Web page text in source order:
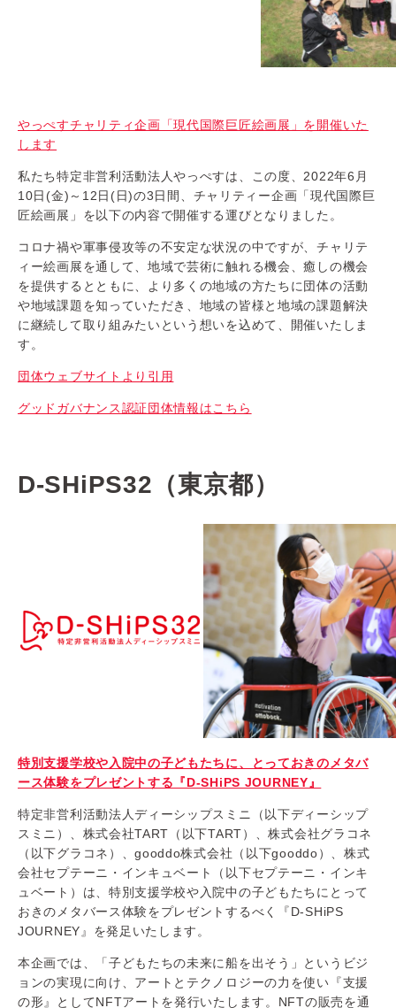
やっぺすチャリティ企画「現代国際巨匠絵画展」を開催いた
します
私たち特定非営利活動法人やっぺすは、この度、2022年6月
10日(金)～12日(日)の3日間、チャリティー企画「現代国際巨
匠絵画展」を以下の内容で開催する運びとなりました。
コロナ禍や軍事侵攻等の不安定な状況の中ですが、チャリテ
ィー絵画展を通して、地域で芸術に触れる機会、癒しの機会
を提供するとともに、より多くの地域の方たちに団体の活動
や地域課題を知っていただき、地域の皆様と地域の課題解決
に継続して取り組みたいという想いを込めて、開催いたしま
す。
団体ウェブサイトより引用
グッドガバナンス認証団体情報はこちら
D-SHiPS32（東京都）
特別支援学校や入院中の子どもたちに、とっておきのメタバ
ース体験をプレゼントする『D-SHiPS JOURNEY』
特定非営利活動法人ディーシップスミニ（以下ディーシップ
スミニ）、株式会社TART（以下TART）、株式会社グラコネ
（以下グラコネ）、gooddo株式会社（以下gooddo）、株式
会社セプテーニ・インキュベート（以下セプテーニ・インキ
ュベート）は、特別支援学校や入院中の子どもたちにとって
おきのメタバース体験をプレゼントするべく『D-SHiPS
JOURNEY』を発足いたします。
本企画では、「子どもたちの未来に船を出そう」というビジ
ョンの実現に向け、アートとテクノロジーの力を使い『支援
の形』としてNFTアートを発行いたします。NFTの販売を通